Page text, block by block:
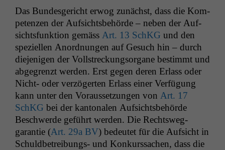
Das Bun­des­gericht erwog zunächst, dass die Kom­
pe­ten­zen der Auf­sichts­be­hörde – neben der Auf­
sichts­funk­tion gemäss Art. 13 SchKG und den
speziellen Anord­nun­gen auf Gesuch hin – durch
diejeni­gen der Voll­streck­ung­sor­gane bes­timmt und
abge­gren­zt wer­den. Erst gegen deren Erlass oder
Nicht- oder verzögerten Erlass ein­er Ver­fü­gung
kann unter den Voraus­set­zun­gen von Art. 17
SchKG bei der kan­tonalen Auf­sichts­be­hörde
Beschw­erde geführt wer­den. Die Rechtsweg­
garantie (Art. 29a BV) bedeutet für die Auf­sicht in
Schuld­be­trei­bungs- und Konkurssachen, dass die